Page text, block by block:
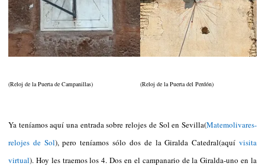
(Reloj de la Puerta de Campanillas) (Reloj de la Puerta del Perdón)
Ya teníamos aquí una entrada sobre relojes de Sol en Sevilla(Matemolivares-
relojes de Sol), pero teníamos sólo dos de la Giralda Catedral(aquí visita
virtual). Hoy les traemos los 4. Dos en el campanario de la Giralda-uno en la